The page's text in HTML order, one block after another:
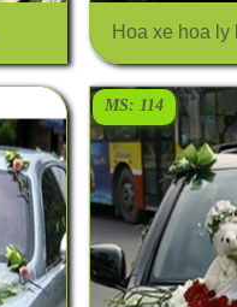
Hoa xe hoa
MS: 114